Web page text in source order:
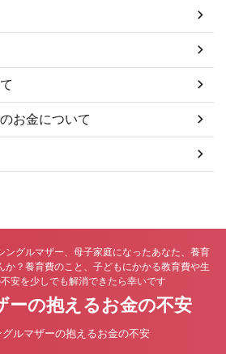
で
詳し
て ...
お金について
ングルマザー、母子家庭になったあなた、養育
か？養育費のこと、子どもにかかる教育費や生
安を少しでも解消できたら幸いです
ーの抱えるお金の不安
ルマザーの抱えるお金の不安